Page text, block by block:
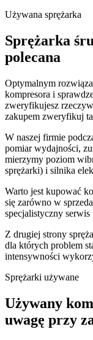
Używana sprężarka
Sprężarka
polecana
Optymalnym
kompresora i
zweryfikujesz
zakupem zweryfikuj
W naszej firmie
pomiar wydajności,
mierzymy poziom
sprężarki) i silnika
Warto jest kupować
się zarówno w
specjalistyczny serwis
Z drugiej strony
dla których problem
intensywności
Sprężarki używane
Używany
uwagę przy